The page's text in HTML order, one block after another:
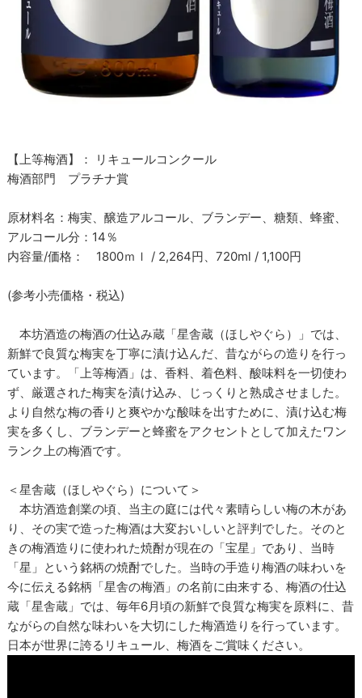
【上等梅酒】： リキュールコンクール
梅酒部門 プラチナ賞
原材料名：梅実、醸造アルコール、ブランデー、糖類、蜂蜜、
アルコール分：14％
内容量/価格： 1800ｍｌ / 2,264円、720ml / 1,100円
(参考小売価格・税込)
本坊酒造の梅酒の仕込み蔵「星舎蔵（ほしやぐら）」では、
新鮮で良質な梅実を丁寧に漬け込んだ、昔ながらの造りを行っ
ています。「上等梅酒」は、香料、着色料、酸味料を一切使わ
ず、厳選された梅実を漬け込み、じっくりと熟成させました。
より自然な梅の香りと爽やかな酸味を出すために、漬け込む梅
実を多くし、ブランデーと蜂蜜をアクセントとして加えたワン
ランク上の梅酒です。
＜星舎蔵（ほしやぐら）について＞
本坊酒造創業の頃、当主の庭には代々素晴らしい梅の木があ
り、その実で造った梅酒は大変おいしいと評判でした。そのと
きの梅酒造りに使われた焼酎が現在の「宝星」であり、当時
「星」という銘柄の焼酎でした。当時の手造り梅酒の味わいを
今に伝える銘柄「星舎の梅酒」の名前に由来する、梅酒の仕込
蔵「星舎蔵」では、毎年6月頃の新鮮で良質な梅実を原料に、昔
ながらの自然な味わいを大切にした梅酒造りを行っています。
日本が世界に誇るリキュール、梅酒をご賞味ください。